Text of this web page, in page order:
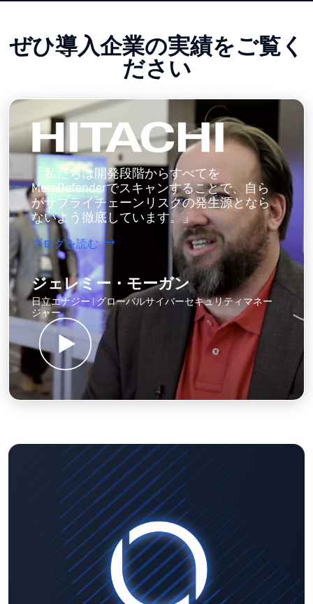
ぜひ導入企業の実績をご覧く
ださい
「私たちは開発段階からすべてを
MetaDefenderでスキャンすることで、自ら
がサプライチェーンリスクの発生源となら
ないよう徹底しています。」
ブログを読む
ジェレミー・モーガン
日立エナジー | グローバルサイバーセキュリティマネー
ジャー